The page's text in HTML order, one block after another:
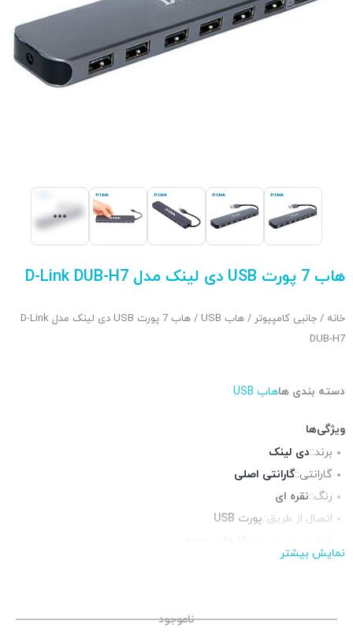
هاب 7 پورت USB دی لینک مدل D-Link DUB-H7
خانه / جانبی کامپیوتر / هاب USB
/ هاب 7 پورت USB دی لینک مدل D-Link
DUB-H7
دسته بندی هاهاب USB
ویژگی‌ها
برند::دی لینک
گارانتی::گارانتی اصلی
رنگ::نقره ای
اتصال از طریق::پورت USB
منبع تغذیه::
نمایش بیشتر
ناموجود